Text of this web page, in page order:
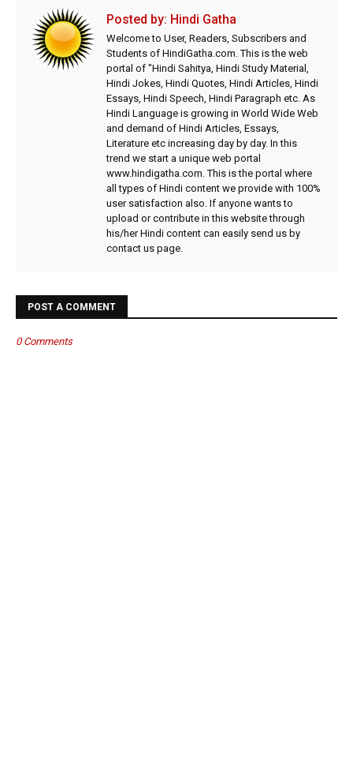
Posted by: Hindi Gatha
Welcome to User, Readers, Subscribers and
Students of HindiGatha.com. This is the web
portal of "Hindi Sahitya, Hindi Study Material,
Hindi Jokes, Hindi Quotes, Hindi Articles, Hindi
Essays, Hindi Speech, Hindi Paragraph etc. As
Hindi Language is growing in World Wide Web
and demand of Hindi Articles, Essays,
Literature etc increasing day by day. In this
trend we start a unique web portal
www.hindigatha.com. This is the portal where
all types of Hindi content we provide with 100%
user satisfaction also. If anyone wants to
upload or contribute in this website through
his/her Hindi content can easily send us by
contact us page.
POST A COMMENT
0 Comments